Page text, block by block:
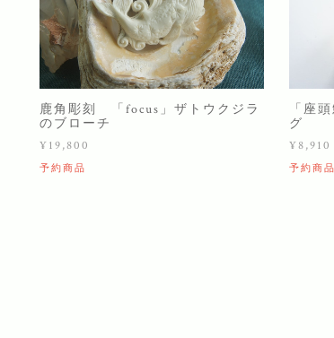
鹿角彫刻 「focus」ザトウクジラ
のブローチ
¥19,800
予約商品
「座
グ
¥8,910
予約商品